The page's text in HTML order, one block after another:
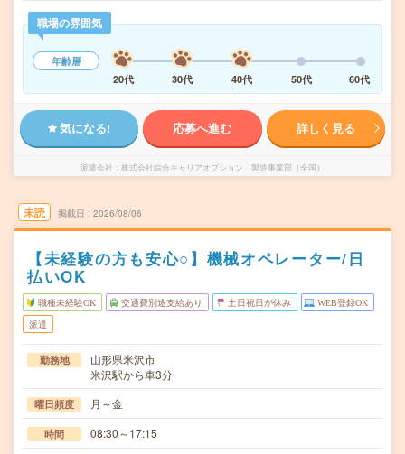
職場の雰囲気
年齢層
20代
30代 40代 50代 60代
気になる! 応募へ進む 詳しく見る
派遣会社 株式会社綜合キャリアオプション 製造事業部（全国）
未読 掲載日 2026/08/06
【未経験の方も安心○】機械オペレーター/日
払いOK
職種未経験OK 交通費別途支給あり 土日祝日が休み WEB登録OK
派遣
勤務地
山形県米沢市
米沢駅から車3分
曜日頻度 月～金
時間 08:30～17:15